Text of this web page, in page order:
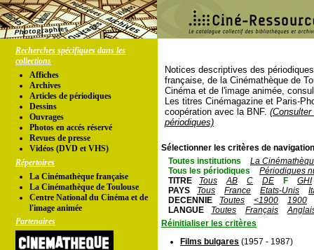
Recherches spécifiques dans les
collections
Affiches
Archives
Articles de périodiques
Dessins
Ouvrages
Photos en accés réservé
Revues de presse
Vidéos (DVD et VHS)
Répertoires
La Cinémathèque française
La Cinémathèque de Toulouse
Centre National du Cinéma et de
l'image animée
Partenaires
Notices descriptives des
française, de la Cinémathèque de
Cinéma et de l'image animée,
Les titres Cinémagazine et Paris-
coopération avec la BNF.
périodiques)
Sélectionner les critères de
Toutes institutions
La
Tous les périodiques
Périodiques
TITRE
Tous AB C DE F
GHI
PAYS
Tous France Etats-Unis
DECENNIE
Toutes <1900
1900
LANGUE
Toutes Français
Réinitialiser les critères
Films bulgares (1957 - 1987)